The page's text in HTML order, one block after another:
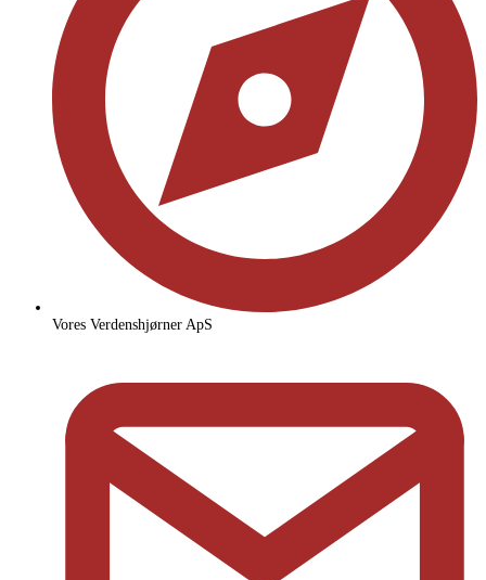
Vores Verdenshjørner ApS